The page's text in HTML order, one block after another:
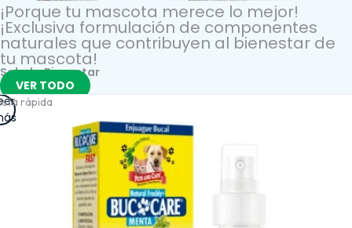
¡Porque tu mascota merece lo mejor!
¡Exclusiva formulación de componentes
naturales que contribuyen al bienestar de
tu mascota!​
Salud y Bienestar
VER TODO
rápida